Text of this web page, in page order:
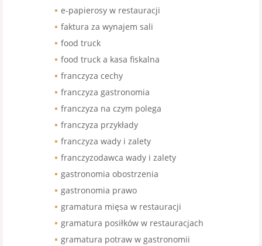
e-papierosy w restauracji
faktura za wynajem sali
food truck
food truck a kasa fiskalna
franczyza cechy
franczyza gastronomia
franczyza na czym polega
franczyza przykłady
franczyza wady i zalety
franczyzodawca wady i zalety
gastronomia obostrzenia
gastronomia prawo
gramatura mięsa w restauracji
gramatura posiłków w restauracjach
gramatura potraw w gastronomii